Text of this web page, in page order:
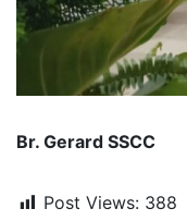
Br. Gerard SSCC
Post Views: 388